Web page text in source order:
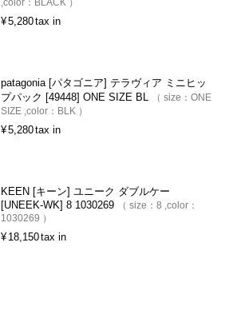
¥5,280tax in
patagonia [パタゴニア] テラヴィア ミニヒッ
プパック [49448] ONE SIZE BL
size： ONE
SIZE color： BLK
¥5,280tax in
KEEN [キーン] ユニーク ダブルケー
[UNEEK-WK] 8 1030269
size： 8 color：
1030269
¥ 18,150tax in